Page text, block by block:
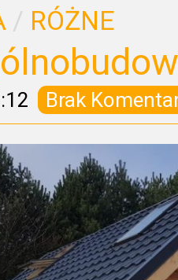
/ RÓŻNE
Brak